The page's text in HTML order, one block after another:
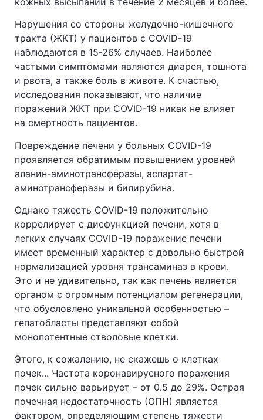
Нарушения со стороны желудочно-кишечного
тракта (ЖКТ) у пациентов с COVID-19
наблюдаются в 15-26% случаев. Наиболее
частыми симптомами являются диарея, тошнота
и рвота, а также боль в животе. К счастью,
исследования показывают, что наличие
поражений ЖКТ при COVID-19 никак не влияет
на смертность пациентов.
Повреждение печени у больных COVID-19
проявляется обратимым повышением уровней
аланин-аминотрансферазы, аспартат-
аминотрансферазы и билирубина.
Однако тяжесть COVID-19 положительно
коррелирует с дисфункцией печени, хотя в
легких случаях COVID-19 поражение печени
имеет временный характер с довольно быстрой
нормализацией уровня трансаминаз в крови.
Это и не удивительно, так как печень является
органом с огромным потенциалом регенерации,
что обусловлено уникальной особенностью –
гепатобласты представляют собой
монопотентные стволовые клетки.
Этого, к сожалению, не скажешь о клетках
почек... Частота коронавирусного поражения
почек сильно варьирует – от 0.5 до 29%. Острая
почечная недостаточность (ОПН) является
фактором, определяющим степень тяжести